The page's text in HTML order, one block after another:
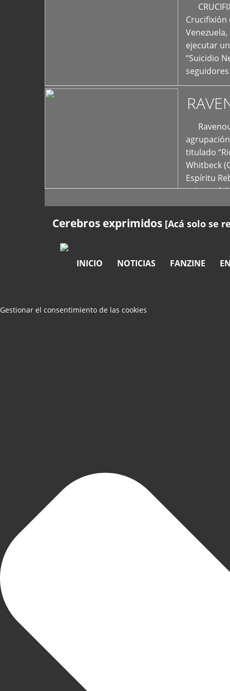
Crucifixión
ejecutar
“Suicidio
titulado
Whitbeck
Espíritu
oriente
Cerebros exprimidos [Acá solo se
INICIO NOTICIAS FANZINE
Gestionar el consentimiento de las cookies